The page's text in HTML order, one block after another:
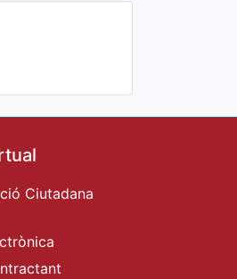
Ciutadana